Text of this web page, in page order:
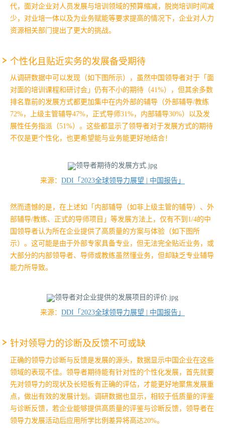
代，面对企业对人员发展与培训领域的预算缩减，脱岗培训时间减
少，对业培一体以及为业务赋能等要求提高的情况下，企业对人力
资源相关部门提出了更大的挑战。
个性化且贴近实务的发展备受期待
从调研数据中可以发现（如下图所示），虽然中国领导者对于「面
对面的培训课程和研讨会」仍有不小的期待（41%），但其余多数
排名靠前的发展方式都更加集中在内外部的辅导（外部辅导/教练
72%，上级主管辅导47%，正式导师31%，内部辅导30%）以及发
展性任务指派（51%）。 这些都显示了领导者对于发展方式的期待
不仅是更个性化，也更希望能与业务能更好地结合！
来源： DDI「2023全球领导力展望 | 中国报告」
然而遗憾的是，在上述如「内部辅导（如非上级主管的辅导）、外
部辅导/教练、正式的导师项目」等发展方法上，仅有不到1/4的中
国领导者认为所在企业提供了高质量的方案与体验（如下图所
示）。这可能是由于外部专家具备专业，但无法完全贴近业务，或
大部分的内部领导者、导师或教练虽然懂业务，但却缺乏专业辅导
能力所导致。
来源： DDI「2023全球领导力展望 | 中国报告」
针对领导力的诊断及反馈不可或缺
正确的领导力诊断与反馈是发展的源头，数据显示中国企业在这些
领域的表现不佳。领导者期待能有针对性的个性化发展，首先就要
先对领导力的现状及长短板有正确的评估，才能更好地聚焦发展重
点，做出有效的发展计划。 调研数据也显示，相较于低质量的评鉴
与诊断反馈，若企业能够提供高质量的评鉴与诊断反馈，领导者在
领导力发展活动后应用所学比例差异将高达20%。